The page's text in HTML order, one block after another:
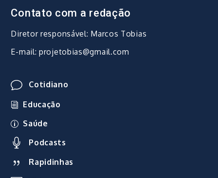
Contato com a redação
Diretor responsável: Marcos Tobias
E-mail: projetobias@gmail.com
Cotidiano
Educação
Saúde
Podcasts
Rapidinhas